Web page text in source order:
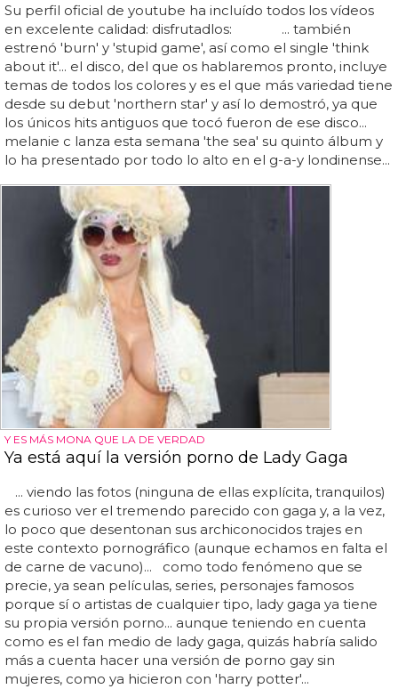
Su perfil oficial de youtube ha incluído todos los vídeos
en excelente calidad: disfrutadlos: ... también
estrenó 'burn' y 'stupid game', así como el single 'think
about it'... el disco, del que os hablaremos pronto, incluye
temas de todos los colores y es el que más variedad tiene
desde su debut 'northern star' y así lo demostró, ya que
los únicos hits antiguos que tocó fueron de ese disco...
melanie c lanza esta semana 'the sea' su quinto álbum y
lo ha presentado por todo lo alto en el g-a-y londinense...
Y ES MÁS MONA QUE LA DE VERDAD
Ya está aquí la versión porno de Lady Gaga
... viendo las fotos (ninguna de ellas explícita, tranquilos)
es curioso ver el tremendo parecido con gaga y, a la vez,
lo poco que desentonan sus archiconocidos trajes en
este contexto pornográfico (aunque echamos en falta el
de carne de vacuno)... como todo fenómeno que se
precie, ya sean películas, series, personajes famosos
porque sí o artistas de cualquier tipo, lady gaga ya tiene
su propia versión porno... aunque teniendo en cuenta
como es el fan medio de lady gaga, quizás habría salido
más a cuenta hacer una versión de porno gay sin
mujeres, como ya hicieron con 'harry potter'...